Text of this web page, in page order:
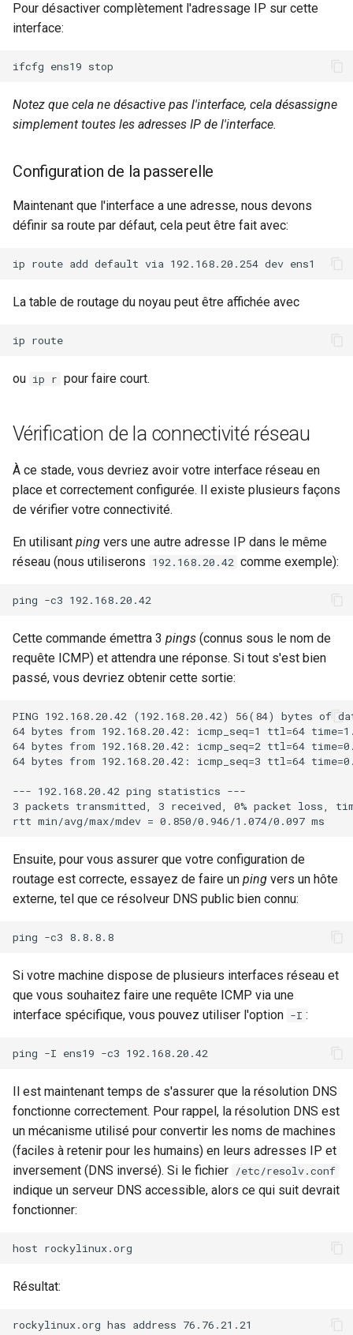
Pour désactiver complètement l'adressage IP sur cette
interface:
Notez que cela ne désactive pas l'interface, cela désassigne
simplement toutes les adresses IP de l'interface.
Configuration de la passerelle
Maintenant que l'interface a une adresse, nous devons
définir sa route par défaut, cela peut être fait avec:
La table de routage du noyau peut être affichée avec
ou ip r pour faire court.
Vérification de la connectivité réseau
À ce stade, vous devriez avoir votre interface réseau en
place et correctement configurée. Il existe plusieurs façons
de vérifier votre connectivité.
En utilisant ping vers une autre adresse IP dans le même
réseau (nous utiliserons 192.168.20.42 comme exemple):
Cette commande émettra 3 pings (connus sous le nom de
requête ICMP) et attendra une réponse. Si tout s'est bien
passé, vous devriez obtenir cette sortie:
PING 192.168.20.42 (192.168.20.42) 56(84) bytes of
64 bytes from 192.168.20.42: icmp_seq=1 ttl=64
64 bytes from 192.168.20.42: icmp_seq=2 ttl=64
64 bytes from 192.168.20.42: icmp_seq=3 ttl=64
--- 192.168.20.42 ping statistics ---
3 packets transmitted, 3 received, 0% packet loss,
Ensuite, pour vous assurer que votre configuration de
routage est correcte, essayez de faire un ping vers un hôte
externe, tel que ce résolveur DNS public bien connu:
Si votre machine dispose de plusieurs interfaces réseau et
que vous souhaitez faire une requête ICMP via une
interface spécifique, vous pouvez utiliser l'option -I :
Il est maintenant temps de s'assurer que la résolution DNS
fonctionne correctement. Pour rappel, la résolution DNS est
un mécanisme utilisé pour convertir les noms de machines
(faciles à retenir pour les humains) en leurs adresses IP et
inversement (DNS inversé). Si le fichier /etc/resolv.conf
indique un serveur DNS accessible, alors ce qui suit devrait
fonctionner:
Résultat: